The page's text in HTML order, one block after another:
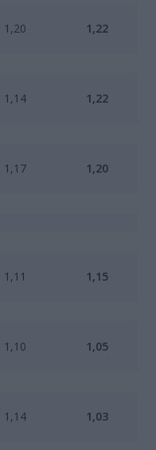
1,20 1,22
1,14 1,22
1,17 1,20
1,11 1,15
1,10 1,05
1,14 1,03